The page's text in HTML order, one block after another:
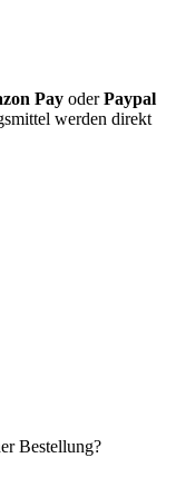
Pay oderPaypal
werden direkt
Bestellung?